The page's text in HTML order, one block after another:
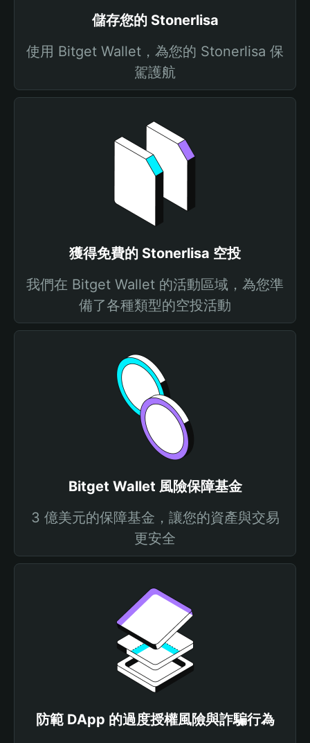
儲存您的 Stonerlisa
使用 Bitget Wallet，為您的 Stonerlisa 保
駕護航
獲得免費的 Stonerlisa 空投
我們在 Bitget Wallet 的活動區域，為您準
備了各種類型的空投活動
Bitget Wallet 風險保障基金
3 億美元的保障基金，讓您的資產與交易
更安全
防範 DApp 的過度授權風險與詐騙行為